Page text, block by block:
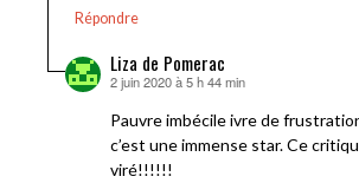
Répondre
Liza de Pomerac
dit :
2 juin 2020 à 5 h 44 min
Pauvre imbécile ivre de
c’est une immense star. Ce
viré!!!!!!